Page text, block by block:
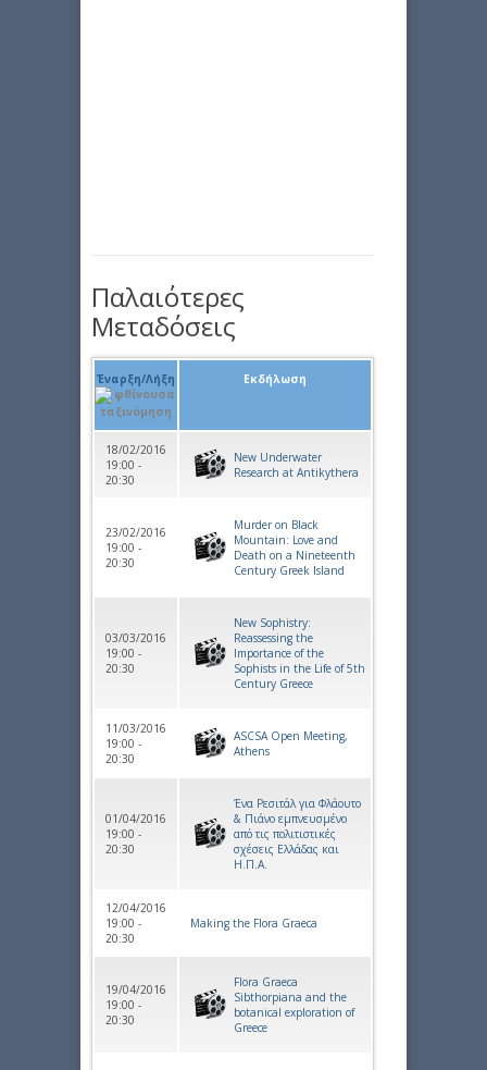
Παλαιότερες
Μεταδόσεις
Έναρξη/Λήξη Εκδήλωση
18/02/2016
19:00 -
20:30
New Underwater
Research at Antikythera
23/02/2016
19:00 -
20:30
Murder on Black
Mountain: Love and
Death on a Nineteenth
Century Greek Island
03/03/2016
19:00 -
20:30
New Sophistry:
Reassessing the
Importance of the
Sophists in the Life of 5th
Century Greece
11/03/2016
19:00 -
20:30
ASCSA Open Meeting,
Athens
01/04/2016
19:00 -
20:30
Ένα Ρεσιτάλ για Φλάουτο
& Πιάνο εμπνευσμένο
από τις πολιτιστικές
σχέσεις Ελλάδας και
Η.Π.Α.
12/04/2016
19:00 -
20:30
Making the Flora Graeca
19/04/2016
19:00 -
20:30
Flora Graeca
Sibthorpiana and the
botanical exploration of
Greece